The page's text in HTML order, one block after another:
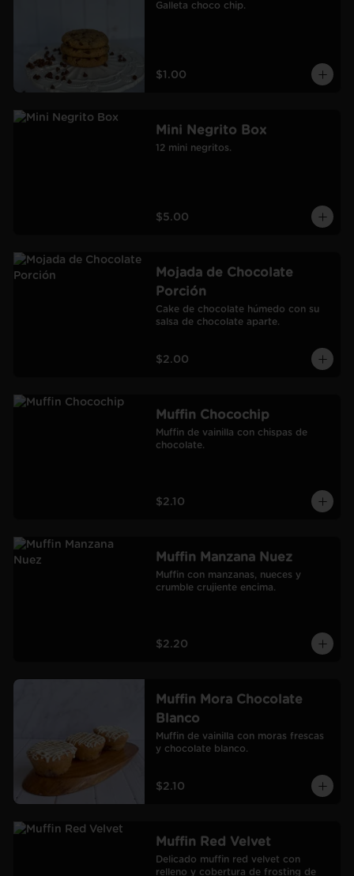
Galleta choco chip.
$1.00
Mini Negrito Box
12 mini negritos.
$5.00
Mojada de Chocolate
Porción
Cake de chocolate húmedo con su
salsa de chocolate aparte.
$2.00
Muffin Chocochip
Muffin de vainilla con chispas de
chocolate.
$2.10
Muffin Manzana Nuez
Muffin con manzanas, nueces y
crumble crujiente encima.
$2.20
Muffin Mora Chocolate
Blanco
Muffin de vainilla con moras frescas
y chocolate blanco.
$2.10
Muffin Red Velvet
Delicado muffin red velvet con
relleno y cobertura de frosting de